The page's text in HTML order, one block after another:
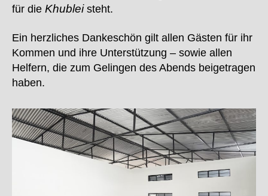
für die Khublei steht.
Ein herzliches Dankeschön gilt allen Gästen für ihr
Kommen und ihre Unterstützung – sowie allen
Helfern, die zum Gelingen des Abends beigetragen
haben.